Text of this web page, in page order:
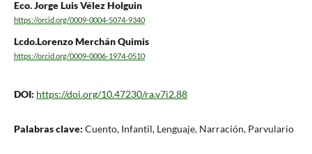
Eco. Jorge Luis Vélez Holguin
https://orcid.org/0009-0004-5074-9340
Lcdo.Lorenzo Merchán Quimis
https://orcid.org/0009-0006-1974-0510
DOI: https://doi.org/10.47230/ra.v7i2.88
Palabras clave: Cuento, Infantil, Lenguaje, Narración, Parvulario